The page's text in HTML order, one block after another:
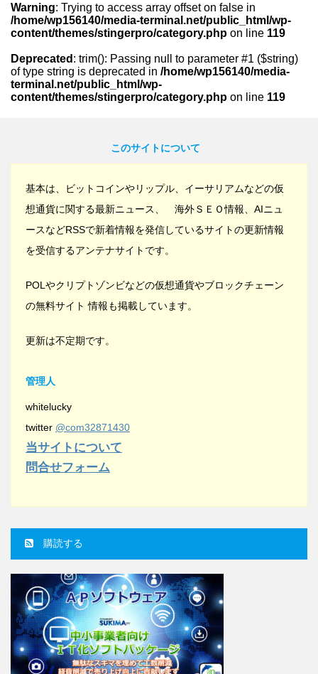
Warning: Trying to access array offset on false in
/home/wp156140/media-terminal.net/public_html/wp-
content/themes/stingerpro/category.php on line 119
Deprecated : trim(): Passing null to parameter #1 ($string)
of type string is deprecated in /home/wp156140/media-
terminal.net/public_html/wp-
content/themes/stingerpro/category.php on line 119
このサイトについて
基本は、ビットコインやリップル、イーサリアムなどの仮
想通貨に関する最新ニュース、 海外ＳＥＯ情報、AIニュ
ースなどRSSで新着情報を発信しているサイトの更新情報
を受信するアンテナサイトです。
POLやクリプトゾンビなどの仮想通貨やブロックチェーン
の無料サイト 情報も掲載しています。
更新は不定期です。
管理人
whitelucky
twitter @com32871430
当サイトについて
問合せフォーム
購読する